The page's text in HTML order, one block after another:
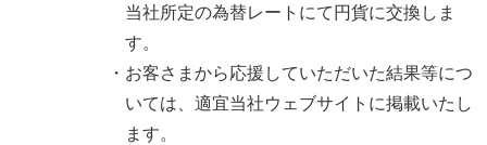
当社所定の為替レートにて円貨に交換しま
す。
お客さまから応援していただいた結果等につ
いては、適宜当社ウェブサイトに掲載いたし
ます。